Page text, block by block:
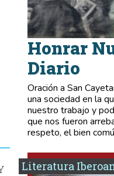
Honrar
Diario
Oración a San
una sociedad en la
nuestro trabajo y
que nos fueron
respeto, el bien
Literatura